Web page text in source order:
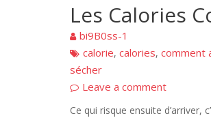
Les Calories
bi9B0ss-1
calorie, calories, comment
sécher
Leave a comment
Ce qui risque ensuite d’arriver,